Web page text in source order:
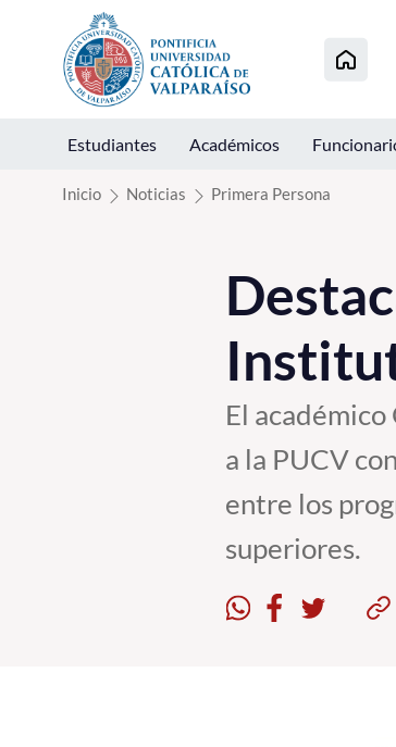
Click acá para ir directamente al contenido
Estudiantes Académicos
Inicio Noticias Primera Persona
El
a la PUCV
entre los
superiores.